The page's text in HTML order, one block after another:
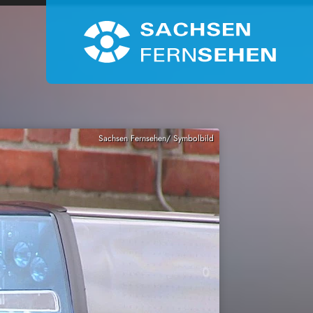
Sachsen Fernsehen/ Symbolbild